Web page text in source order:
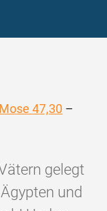
47,30 –
gelegt
und